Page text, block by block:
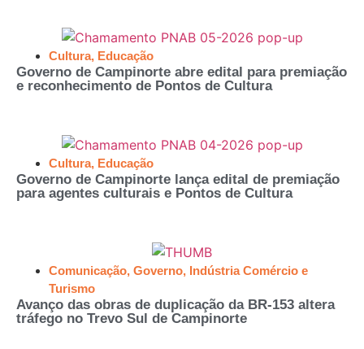
Cultura, Educação
Governo de Campinorte abre edital para premiação
e reconhecimento de Pontos de Cultura
Cultura, Educação
Governo de Campinorte lança edital de premiação
para agentes culturais e Pontos de Cultura
Comunicação, Governo, Indústria Comércio e
Turismo
Avanço das obras de duplicação da BR-153 altera
tráfego no Trevo Sul de Campinorte